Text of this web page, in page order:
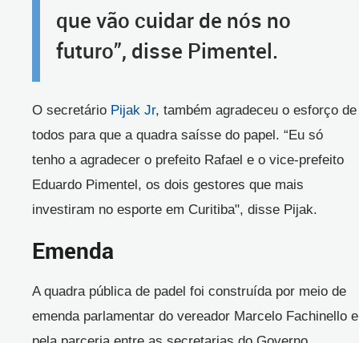
que vão cuidar de nós no
futuro”, disse Pimentel.
O secretário Pijak Jr, também agradeceu o esforço de
todos para que a quadra saísse do papel. “Eu só
tenho a agradecer o prefeito Rafael e o vice-prefeito
Eduardo Pimentel, os dois gestores que mais
investiram no esporte em Curitiba", disse Pijak.
Emenda
A quadra pública de padel foi construída por meio de
emenda parlamentar do vereador Marcelo Fachinello e